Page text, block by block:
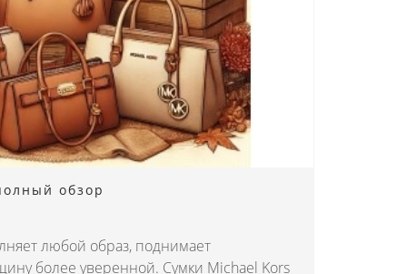
обзор
любой образ, поднимает
более уверенной. Сумки Michael Kors